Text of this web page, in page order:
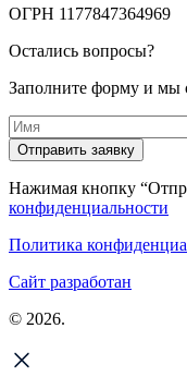
ОГРН 1177847364969
Остались вопросы?
Заполните форму и мы
Отправить заявку
Нажимая кнопку
конфиденциальности
Политика
Сайт разработан
© 2026.